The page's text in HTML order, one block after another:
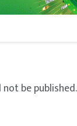
be published.